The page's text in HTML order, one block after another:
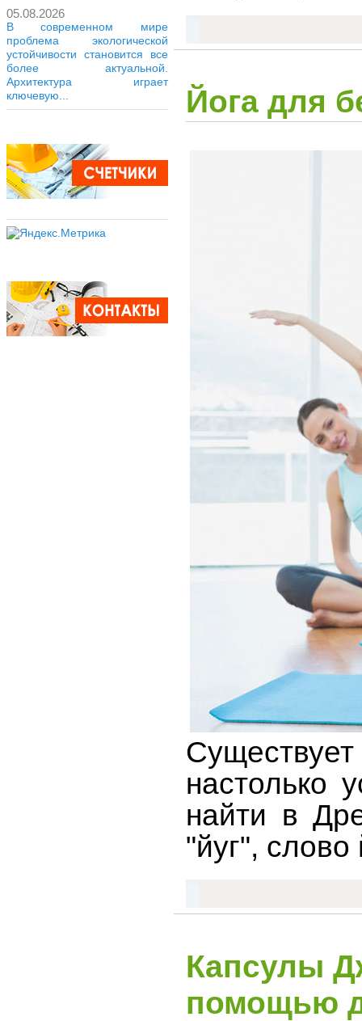
05.08.2026
В современном мире
проблема экологической
устойчивости становится все
более актуальной.
Архитектура играет
ключевую...
Йога для
настолько
найти в
"йуг", слово
Капсулы
помощью